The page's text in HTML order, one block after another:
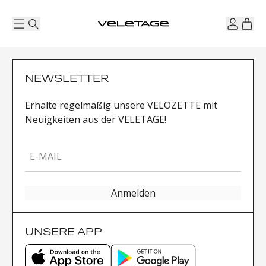
NEWSLETTER
Erhalte regelmäßig unsere VELOZETTE mit
Neuigkeiten aus der VELETAGE!
E-MAIL
Anmelden
UNSERE APP